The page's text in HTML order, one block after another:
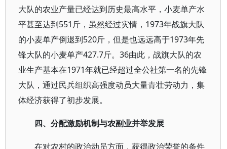
大队的农业产量已经达到历史最高水平，小麦单产水
平甚至达到551斤，虽然经过灾情，1973年战旗大队
的小麦单产倒退到520斤，但是也远远高于1973年先
锋大队的小麦单产427.7斤。36由此，战旗大队的农
业生产基本在1971年就已经超过全公社第一名的先锋
大队，通过民兵组织高强度动员大量青壮劳动力，集
体经济获得了初步发展。
四、分配激励机制与农副业并举发展
在对农村的政治动员方面，获得政治荣誉的条件